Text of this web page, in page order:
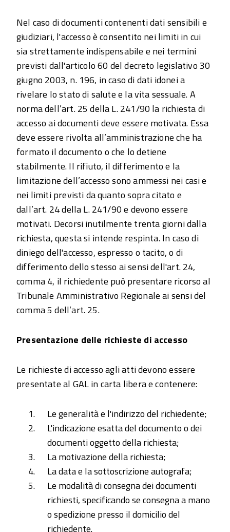
Nel caso di documenti contenenti dati sensibili e
giudiziari, l'accesso è consentito nei limiti in cui
sia strettamente indispensabile e nei termini
previsti dall'articolo 60 del decreto legislativo 30
giugno 2003, n. 196, in caso di dati idonei a
rivelare lo stato di salute e la vita sessuale. A
norma dell’art. 25 della L. 241/90 la richiesta di
accesso ai documenti deve essere motivata. Essa
deve essere rivolta all’amministrazione che ha
formato il documento o che lo detiene
stabilmente. Il rifiuto, il differimento e la
limitazione dell’accesso sono ammessi nei casi e
nei limiti previsti da quanto sopra citato e
dall’art. 24 della L. 241/90 e devono essere
motivati. Decorsi inutilmente trenta giorni dalla
richiesta, questa si intende respinta. In caso di
diniego dell'accesso, espresso o tacito, o di
differimento dello stesso ai sensi dell'art. 24,
comma 4, il richiedente può presentare ricorso al
Tribunale Amministrativo Regionale ai sensi del
comma 5 dell’art. 25.
Presentazione delle richieste di accesso
Le richieste di accesso agli atti devono essere
presentate al GAL in carta libera e contenere:
Le generalità e l'indirizzo del richiedente;
L'indicazione esatta del documento o dei
documenti oggetto della richiesta;
La motivazione della richiesta;
La data e la sottoscrizione autografa;
Le modalità di consegna dei documenti
richiesti, specificando se consegna a mano
o spedizione presso il domicilio del
richiedente.